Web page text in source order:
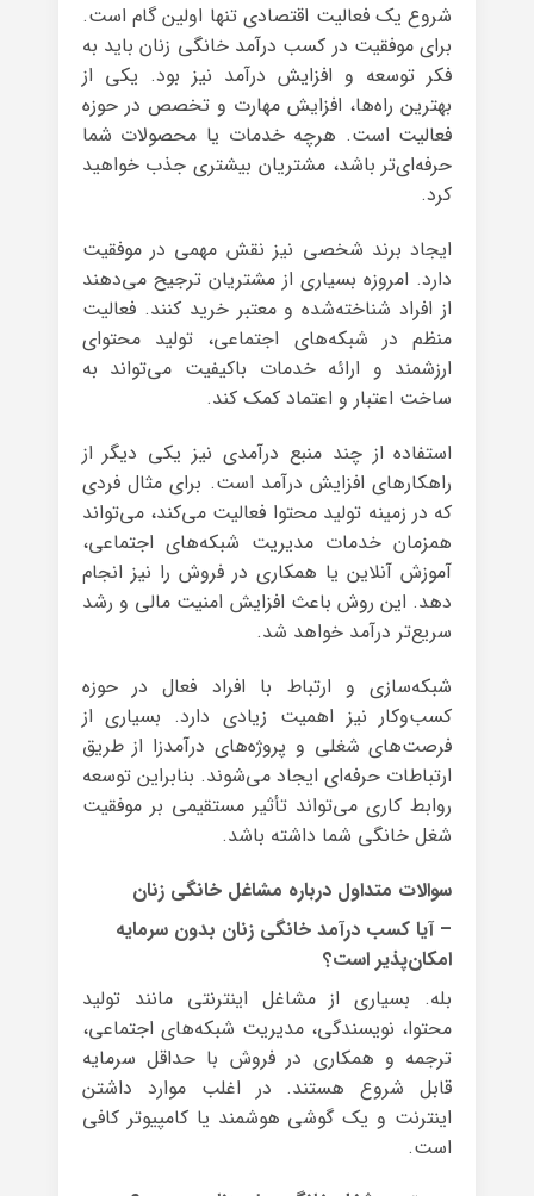
شروع یک فعالیت اقتصادی تنها اولین گام است.
برای موفقیت در کسب درآمد خانگی زنان باید به
فکر توسعه و افزایش درآمد نیز بود. یکی از
بهترین راه‌ها، افزایش مهارت و تخصص در حوزه
فعالیت است. هرچه خدمات یا محصولات شما
حرفه‌ای‌تر باشد، مشتریان بیشتری جذب خواهید
کرد.
ایجاد برند شخصی نیز نقش مهمی در موفقیت
دارد. امروزه بسیاری از مشتریان ترجیح می‌دهند
از افراد شناخته‌شده و معتبر خرید کنند. فعالیت
منظم در شبکه‌های اجتماعی، تولید محتوای
ارزشمند و ارائه خدمات باکیفیت می‌تواند به
ساخت اعتبار و اعتماد کمک کند.
استفاده از چند منبع درآمدی نیز یکی دیگر از
راهکارهای افزایش درآمد است. برای مثال فردی
که در زمینه تولید محتوا فعالیت می‌کند، می‌تواند
همزمان خدمات مدیریت شبکه‌های اجتماعی،
آموزش آنلاین یا همکاری در فروش را نیز انجام
دهد. این روش باعث افزایش امنیت مالی و رشد
سریع‌تر درآمد خواهد شد.
شبکه‌سازی و ارتباط با افراد فعال در حوزه
کسب‌وکار نیز اهمیت زیادی دارد. بسیاری از
فرصت‌های شغلی و پروژه‌های درآمدزا از طریق
ارتباطات حرفه‌ای ایجاد می‌شوند. بنابراین توسعه
روابط کاری می‌تواند تأثیر مستقیمی بر موفقیت
شغل خانگی شما داشته باشد.
سوالات متداول درباره مشاغل خانگی زنان
– آیا کسب درآمد خانگی زنان بدون سرمایه
امکان‌پذیر است؟
بله. بسیاری از مشاغل اینترنتی مانند تولید
محتوا، نویسندگی، مدیریت شبکه‌های اجتماعی،
ترجمه و همکاری در فروش با حداقل سرمایه
قابل شروع هستند. در اغلب موارد داشتن
اینترنت و یک گوشی هوشمند یا کامپیوتر کافی
است.